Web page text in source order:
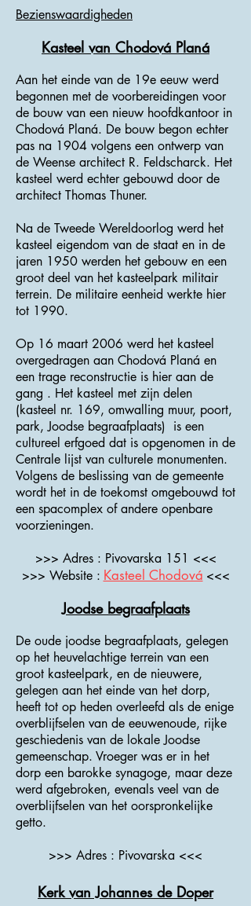
Bezienswaardigheden
Kasteel van Chodová Planá
Aan het einde van de 19e eeuw werd
begonnen met de voorbereidingen voor
de bouw van een nieuw hoofdkantoor in
Chodová Planá. De bouw begon echter
pas na 1904 volgens een ontwerp van
de Weense architect R. Feldscharck. Het
kasteel werd echter gebouwd door de
architect Thomas Thuner.
Na de Tweede Wereldoorlog werd het
kasteel eigendom van de staat en in de
jaren 1950 werden het gebouw en een
groot deel van het kasteelpark militair
terrein. De militaire eenheid werkte hier
tot 1990.
Op 16 maart 2006 werd het kasteel
overgedragen aan Chodová Planá en
een trage reconstructie is hier aan de
gang . Het kasteel met zijn delen
(kasteel nr. 169, omwalling muur, poort,
park, Joodse begraafplaats) is een
cultureel erfgoed dat is opgenomen in de
Centrale lijst van culturele monumenten.
Volgens de beslissing van de gemeente
wordt het in de toekomst omgebouwd tot
een spacomplex of andere openbare
voorzieningen.
>>> Adres : Pivovarska 151 <<<
>>> Website : Kasteel Chodová <<<
Joodse begraafplaats
De oude joodse begraafplaats, gelegen
op het heuvelachtige terrein van een
groot kasteelpark, en de nieuwere,
gelegen aan het einde van het dorp,
heeft tot op heden overleefd als de enige
overblijfselen van de eeuwenoude, rijke
geschiedenis van de lokale Joodse
gemeenschap. Vroeger was er in het
dorp een barokke synagoge, maar deze
werd afgebroken, evenals veel van de
overblijfselen van het oorspronkelijke
getto.
>>> Adres : Pivovarska <<<
Kerk van Johannes de Doper